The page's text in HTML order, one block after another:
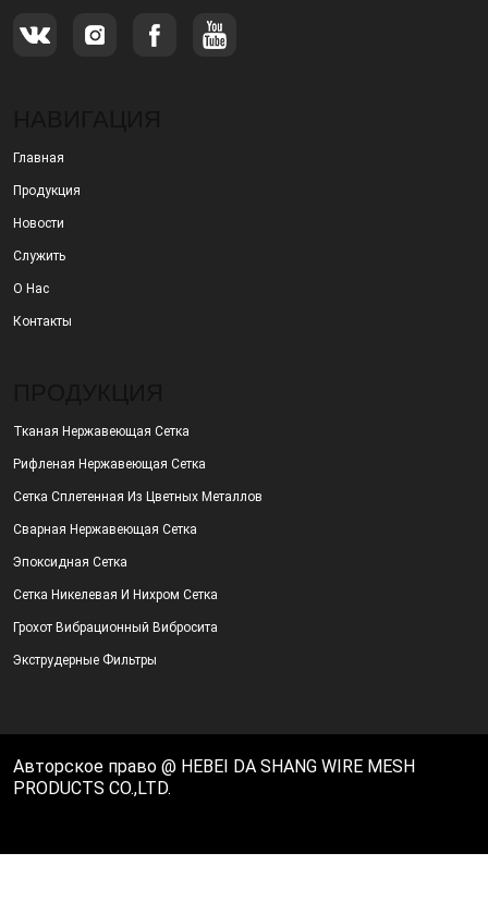
Главная
Продукция
Новости
Служить
О Нас
Контакты
Тканая Нержавеющая Сетка
Рифленая Нержавеющая Сетка
Сетка Сплетенная Из Цветных Металлов
Сварная Нержавеющая Сетка
Эпоксидная Сетка
Сетка Никелевая И Нихром Сетка
Грохот Вибрационный Вибросита
Экструдерные Фильтры
Авторское право @ HEBEI DA SHANG WIRE MESH
PRODUCTS CO.,LTD.